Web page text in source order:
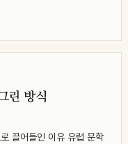
린 방식
끌어들인 이유 유럽 문학